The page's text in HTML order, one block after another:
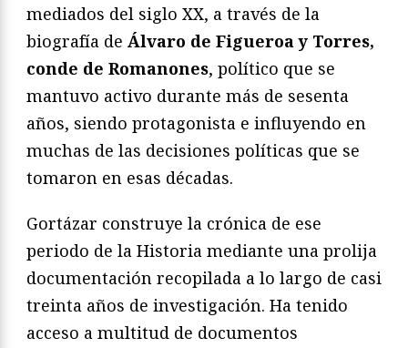
mediados del siglo XX, a través de la
biografía de Álvaro de Figueroa y Torres,
conde de Romanones, político que se
mantuvo activo durante más de sesenta
años, siendo protagonista e influyendo en
muchas de las decisiones políticas que se
tomaron en esas décadas.
Gortázar construye la crónica de ese
periodo de la Historia mediante una prolija
documentación recopilada a lo largo de casi
treinta años de investigación. Ha tenido
acceso a multitud de documentos